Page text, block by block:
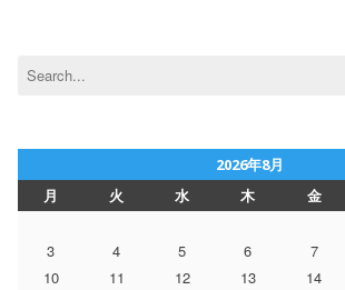
Search
for:
2026年8月
月 火 水 木 金
3
4 5 6 7
10
11 12 13 14